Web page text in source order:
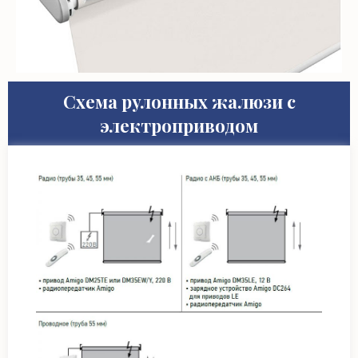
Схема рулонных жалюзи с
электроприводом